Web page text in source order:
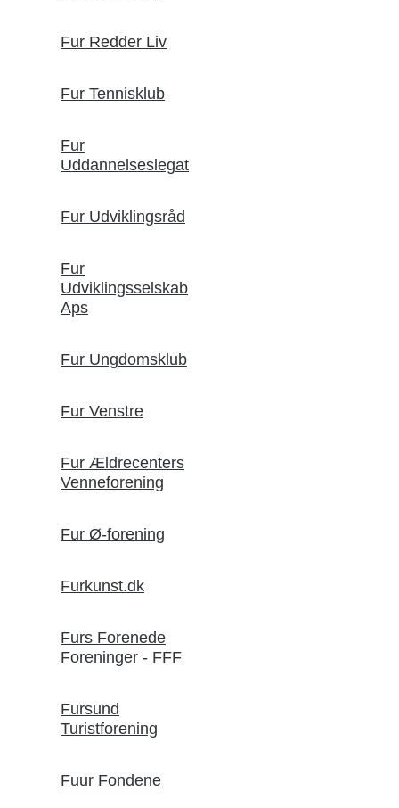
Fur Redder Liv
Fur Tennisklub
Fur
Uddannelseslegat
Fur Udviklingsråd
Fur
Udviklingsselskab
Aps
Fur Ungdomsklub
Fur Venstre
Fur Ældrecenters
Venneforening
Fur Ø-forening
Furkunst.dk
Furs Forenede
Foreninger - FFF
Fursund
Turistforening
Fuur Fondene